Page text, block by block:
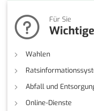
Für Sie
Wahlen
Abfall und
Online-Dienste